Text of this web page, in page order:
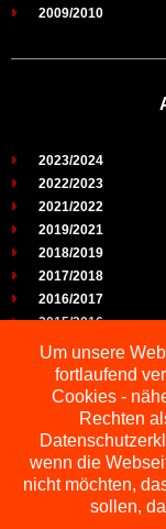
2009/2010
2023/2024
2022/2023
2021/2022
2019/2021
2018/2019
2017/2018
2016/2017
2015/2016
2014/2015
2013/2014
2012/2013
2011/2012
2010/2011
2009/2010
Um unsere
fortlaufend
Cookies -
Rechten
wenn die
nicht möchten,
sollen,